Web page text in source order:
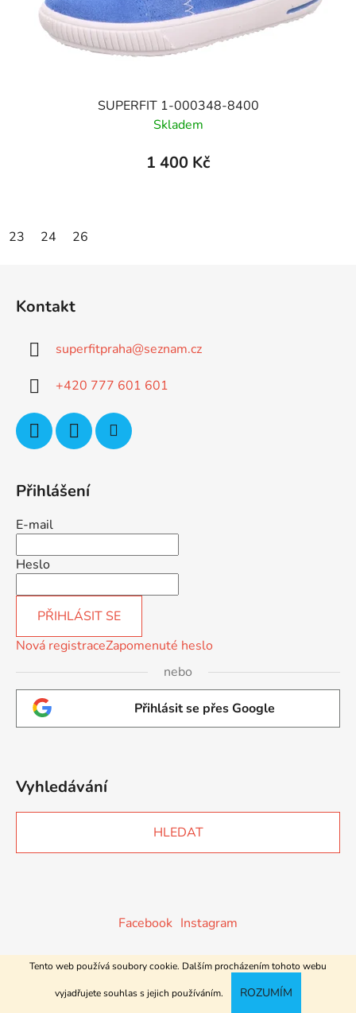
Tento web používá soubory cookie. Dalším procházením tohoto webu
vyjadřujete souhlas s jejich používáním. ROZUMÍM
SUPERFIT 1-000348-8400
Skladem
1 400 Kč
23 24 26
Kontakt
superfitpraha@seznam.cz
+420 777 601 601
Přihlášení
E-mail
Heslo
PŘIHLÁSIT SE
Nová registraceZapomenuté heslo
nebo
Přihlásit se přes Google
Vyhledávání
HLEDAT
Facebook Instagram
Copyright 2026Botička.eu. Všechna práva vyhrazena.